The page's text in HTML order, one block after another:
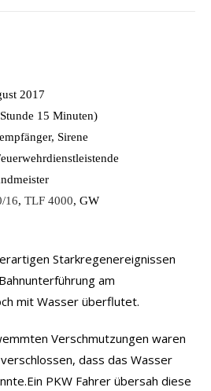
2017
15 Minuten)
Sirene
16, TLF 4000, GW
Starkregenereignissen
am
mit Wasser überflutet.
Verschmutzungen waren
dass das Wasser
PKW Fahrer übersah diese